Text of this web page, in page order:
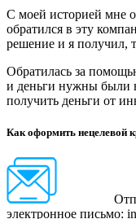
С моей историей мне
обратился в эту
решение и я получил,
Обратилась за
и деньги нужны были
получить деньги от
Как оформить нецелевой
электронное письмо: